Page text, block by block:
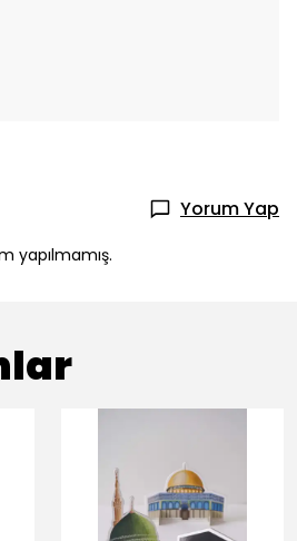
Yorum Yap
yapılmamış.